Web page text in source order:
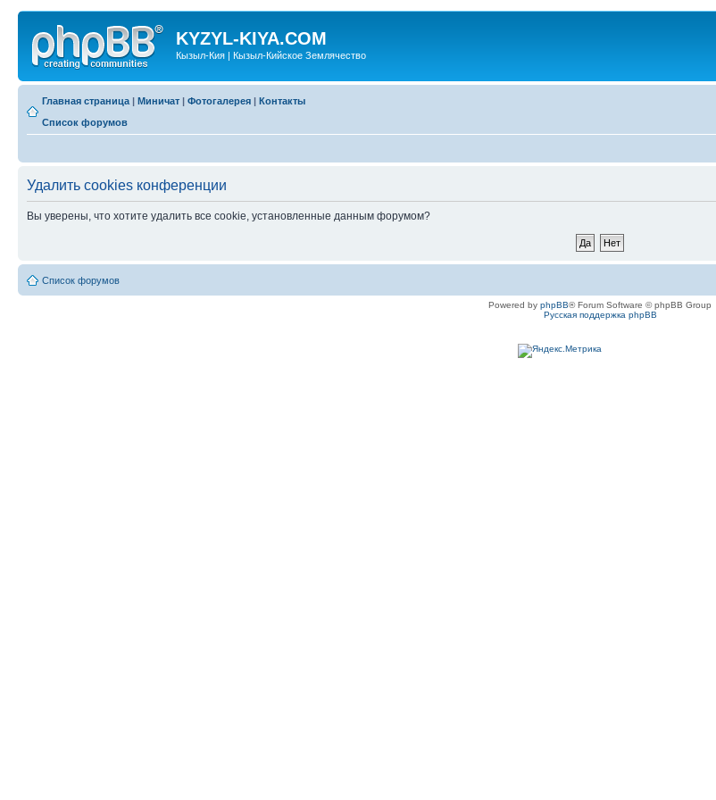
KYZYL-KIYA.COM
Кызыл-Кия | Кызыл-Кийское Землячество
Главная страница | Миничат | Фотогалерея | Контакты
Список форумов
Удалить cookies конференции
Вы уверены, что хотите удалить все cookie, установленные данным форумом?
Список форумов
Powered by phpBB® Forum Software © phpBB Group
Русская поддержка phpBB